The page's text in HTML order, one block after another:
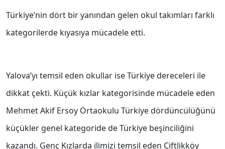
Türkiye’nin dört bir yanından gelen okul takımları farklı
kategorilerde kıyasıya mücadele etti.
Yalova’yı temsil eden okullar ise Türkiye dereceleri ile
dikkat çekti. Küçük kızlar kategorisinde mücadele eden
Mehmet Akif Ersoy Ortaokulu Türkiye dördüncülüğünü
küçükler genel kategoride de Türkiye beşinciliğini
kazandı. Genç Kızlarda ilimizi temsil eden Çiftlikköy